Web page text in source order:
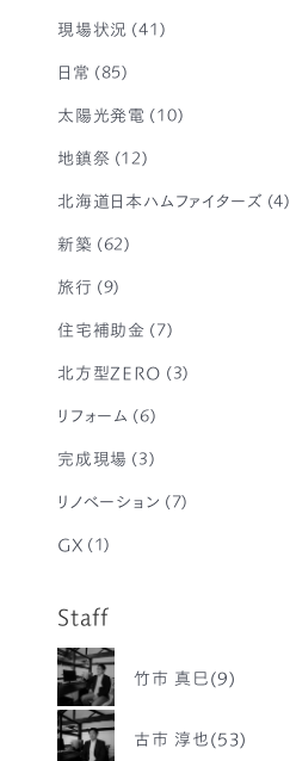
現場状況 (41)
日常 (85)
太陽光発電 (10)
地鎮祭 (12)
北海道日本ハムファイターズ (4)
新築 (62)
旅行 (9)
住宅補助金 (7)
北方型ZERO (3)
リフォーム (6)
完成現場 (3)
リノベーション (7)
GX (1)
Staff
竹市 真巳(9)
古市 淳也(53)